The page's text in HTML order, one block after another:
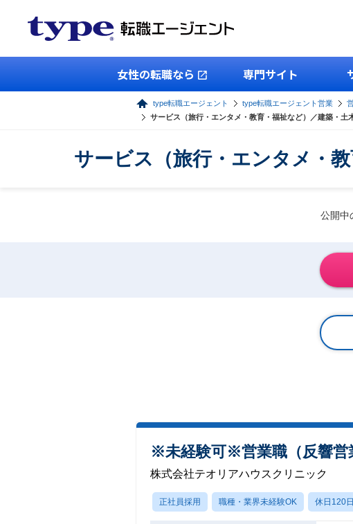
女性の転職なら 専門サイト
type転職エージェント type転職エージェント営業
サービス（旅行・エンタメ・教育・福祉など）／建築・土
サービス（旅行・エンタメ・
公開中
※未経験可※営業職（反響営
株式会社テオリアハウスクリニック
正社員採用 職種・業界未経験OK 休日120